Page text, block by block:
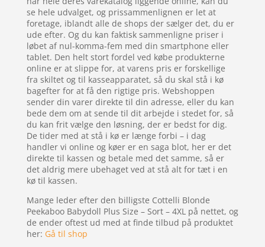
se hele udvalget, og prissammenlignen er let at
foretage, iblandt alle de shops der sælger det, du er
ude efter. Og du kan faktisk sammenligne priser i
løbet af nul-komma-fem med din smartphone eller
tablet. Den helt stort fordel ved købe produkterne
online er at slippe for, at varens pris er forskellige
fra skiltet og til kasseapparatet, så du skal stå i kø
bagefter for at få den rigtige pris. Webshoppen
sender din varer direkte til din adresse, eller du kan
bede dem om at sende til dit arbejde i stedet for, så
du kan frit vælge den løsning, der er bedst for dig.
De tider med at stå i kø er længe forbi – i dag
handler vi online og køer er en saga blot, her er det
direkte til kassen og betale med det samme, så er
det aldrig mere ubehaget ved at stå alt for tæt i en
kø til kassen.
Mange leder efter den billigste Cottelli Blonde
Peekaboo Babydoll Plus Size – Sort – 4XL på nettet, og
de ender oftest ud med at finde tilbud på produktet
her: Gå til shop